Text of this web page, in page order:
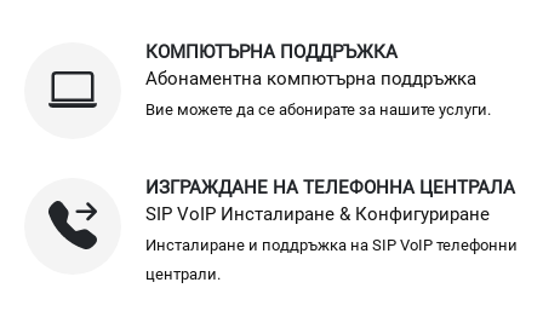
КОМПЮТЪРНА ПОДДРЪЖКА
Абонаментна компютърна поддръжка
Вие можете да се абонирате за нашите услуги.
ИЗГРАЖДАНЕ НА ТЕЛЕФОННА ЦЕНТРАЛА
SIP VoIP Инсталиране & Конфигуриране
Инсталиране и поддръжка на SIP VoIP телефонни
централи.